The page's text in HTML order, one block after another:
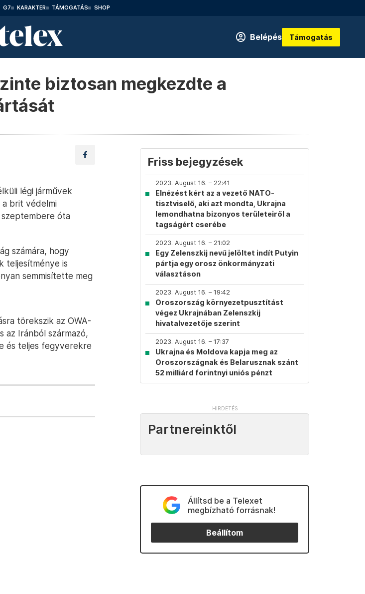
G7 KARAKTER TÁMOGATÁS SHOP
Belépés Támogatás
biztosan megkezdte a
légi járművek
a brit védelmi
óta
számára, hogy
teljesítménye is
semmisítette meg
törekszik az OWA-
az Iránból származó,
és teljes fegyverekre
Friss bejegyzések
2023. August 16. – 22:41
Elnézést kért az a vezető NATO-
tisztviselő, aki azt mondta, Ukrajna
lemondhatna bizonyos területeiről a
tagságért cserébe
2023. August 16. – 21:02
Egy Zelenszkij nevű jelöltet indít Putyin
pártja egy orosz önkormányzati
választáson
2023. August 16. – 19:42
Oroszország környezetpusztítást
végez Ukrajnában Zelenszkij
hivatalvezetője szerint
2023. August 16. – 17:37
Ukrajna és Moldova kapja meg az
Oroszországnak és Belarusznak szánt
52 milliárd forintnyi uniós pénzt
Partnereinktől
Állítsd be a Telexet
megbízható forrásnak!
Beállítom